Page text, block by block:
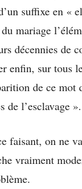
suffixe en «
mariage
décennies de
enfin, sur tous
de ce mot
de l’esclavage ».
faisant, on ne
vraiment